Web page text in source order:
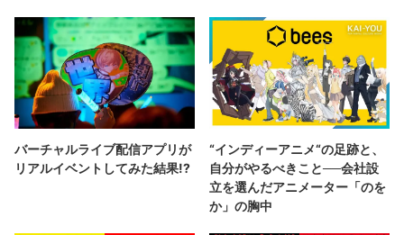
バーチャルライブ配信アプリが
リアルイベントしてみた結果!?
“インディーアニメ“の足跡と、
自分がやるべきこと──会社設
立を選んだアニメーター「のを
か」の胸中